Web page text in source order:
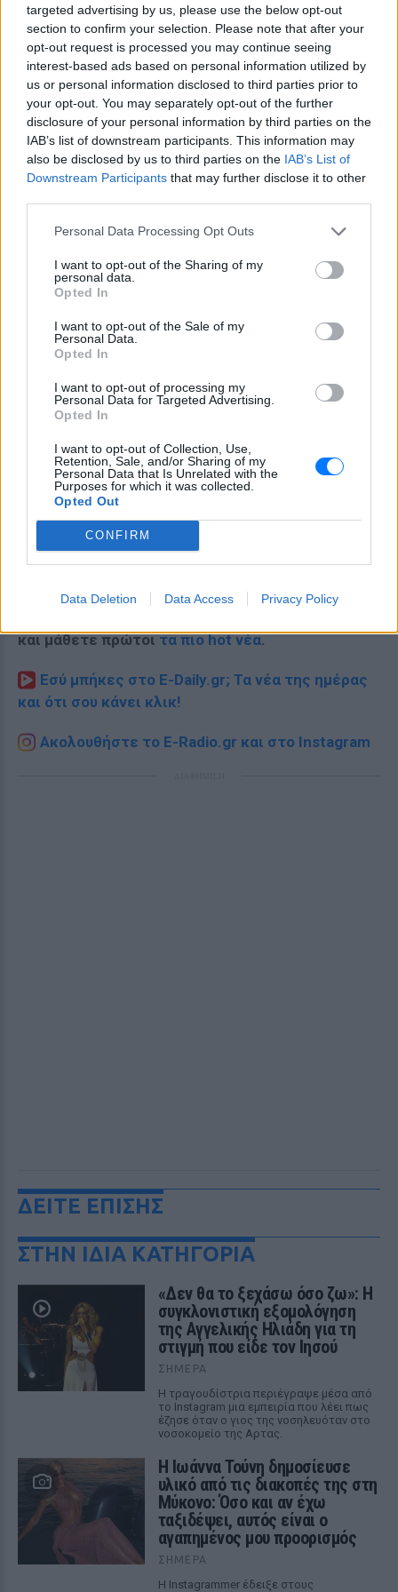
targeted advertising by us, please use the below opt-out
section to confirm your selection. Please note that after your
opt-out request is processed you may continue seeing
interest-based ads based on personal information utilized by
us or personal information disclosed to third parties prior to
your opt-out. You may separately opt-out of the further
disclosure of your personal information by third parties on the
IAB’s list of downstream participants. This information may
also be disclosed by us to third parties on the IAB’s List of
Downstream Participants that may further disclose it to other
Personal Data Processing Opt Outs
I want to opt-out of the Sharing of my
personal data.
Opted In
I want to opt-out of the Sale of my
Personal Data.
Opted In
I want to opt-out of processing my
Personal Data for Targeted Advertising.
Opted In
I want to opt-out of Collection, Use,
Retention, Sale, and/or Sharing of my
Personal Data that Is Unrelated with the
Purposes for which it was collected.
Opted Out
CONFIRM
Data Deletion Data Access Privacy Policy
Οι ποινές που αφορούν τέτοιου είδους
περιπτώσεις έχουν γίνει πιο αυστηρές, όμως η
νοοτροπία που κυριαρχεί στην Κίνα και την Ταϊβάν
δεν θα αλλάξει εν μία νυκτί. Εξάλλου, η γυναίκα που
αναφέραμε στην αρχή του κειμένου, η οποία είχε
προσπαθήσει να δωροδοκήσει την οικογένεια του
θύματός της, καταδικάστηκε σε διετή ποινή
κάθειρξης, για ανθρωποκτονία από αμέλεια.
και μάθετε πρώτοιτα πιο hot νέα.
Εσύ μπήκες στο E-Daily.gr; Τα νέα της ημέρας
και ότι σου κάνει κλικ!
Ακολουθήστε το E-Radio.gr και στο Instagram
ΔΕΙΤΕ ΕΠΙΣΗΣ
ΣΤΗΝ ΙΔΙΑ ΚΑΤΗΓΟΡΙΑ
«Δεν θα το ξεχάσω όσο ζω»: Η
συγκλονιστική εξομολόγηση
της Αγγελικής Ηλιάδη για τη
στιγμή που είδε τον Ιησού
ΣΉΜΕΡΑ
Η τραγουδίστρια περιέγραψε μέσα από
το Instagram μια εμπειρία που λέει πως
έζησε όταν ο γιος της νοσηλευόταν στο
νοσοκομείο της Αρτας.
Η Ιωάννα Τούνη δημοσίευσε
υλικό από τις διακοπές της στη
Μύκονο: Όσο και αν έχω
ταξιδέψει, αυτός είναι ο
αγαπημένος μου προορισμός
ΣΉΜΕΡΑ
Η Instagrammer έδειξε στους